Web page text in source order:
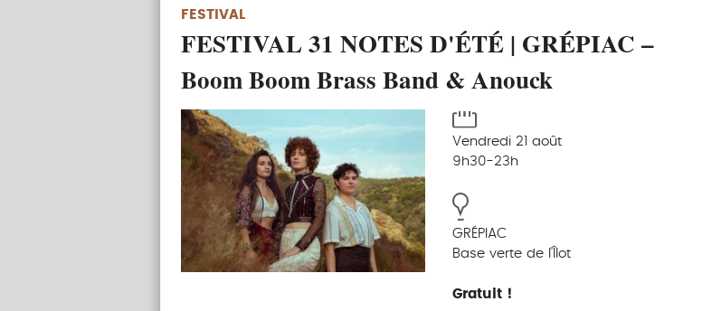
FESTIVAL
FESTIVAL 31 NOTES D'ÉTÉ | GRÉPIAC –
Boom Boom Brass Band & Anouck
Vendredi 21 août
9h30-23h
GRÉPIAC
Base verte de l'Îlot
Gratuit !